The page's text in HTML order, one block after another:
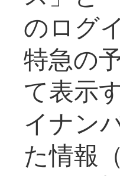
のログ
特急の
て表示
イナン
た情報